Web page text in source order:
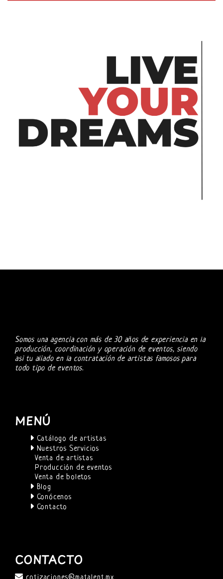
Somos una agencia con más de 30 años de experiencia en la
producción, coordinación y operación de eventos, siendo
asi tu aliado en la contratación de artistas famosos para
todo tipo de eventos.
MENÚ
Catálogo de artistas
Nuestros Servicios
Venta de artistas
Producción de eventos
Venta de boletos
Blog
Conócenos
Contacto
CONTACTO